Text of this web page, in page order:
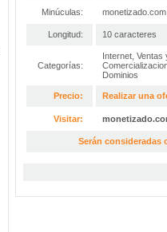
Minúculas: monetizado.com
Longitud: 10 caracteres
Categorías:
Internet Ventas
Dominios
Precio: Realizar una
Visitar:
Serán consideradas